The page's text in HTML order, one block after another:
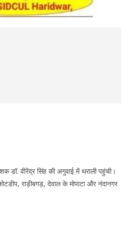
वीरेंद्र सिंह की अगुवाई में थराली पहुंची।
राड़ीबगड़, देवाल के मोपाटा और नंदानगर